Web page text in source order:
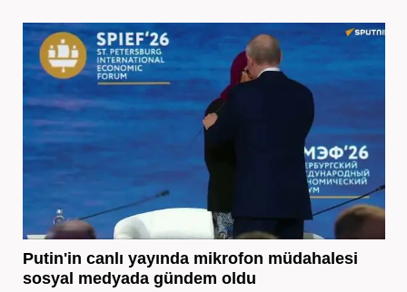
Putin'in canlı yayında mikrofon müdahalesi
sosyal medyada gündem oldu